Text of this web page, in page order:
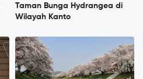
Taman Bunga Hydrangea di
Wilayah Kanto